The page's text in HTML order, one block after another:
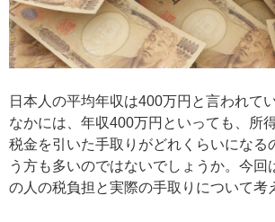
日本人の平均年収は400万円と言われて
なかには、年収400万円といっても、所
税金を引いた手取りがどれくらいになる
う方も多いのではないでしょうか。今回
の人の税負担と実際の手取りについて考